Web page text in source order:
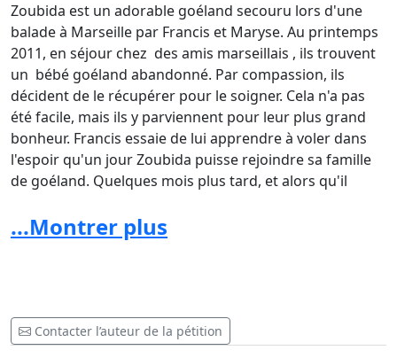
Zoubida est un adorable goéland secouru lors d'une
balade à Marseille par Francis et Maryse. Au printemps
2011, en séjour chez des amis marseillais , ils trouvent
un bébé goéland abandonné. Par compassion, ils
décident de le récupérer pour le soigner. Cela n'a pas
été facile, mais ils y parviennent pour leur plus grand
bonheur. Francis essaie de lui apprendre à voler dans
l'espoir qu'un jour Zoubida puisse rejoindre sa famille
de goéland. Quelques mois plus tard, et alors qu'il
une aile. Francis appelle de suite un vétérinaire qui
accepte de soigner l'oiseau. Zoubida est opéré et une
décident de le laisser vivre auprès d'eux. Pour sa
sécurité ils installent un parc clôturé tout autour de la
...Montrer plus
Contacter l’auteur de la pétition